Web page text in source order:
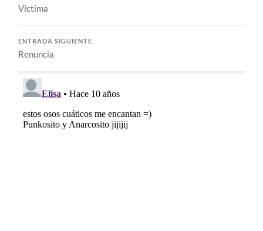
Víctima
ENTRADA SIGUIENTE
Renuncia